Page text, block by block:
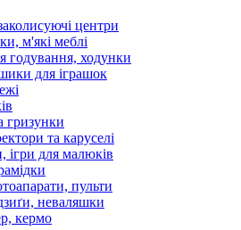
центри
м'які меблі
годування, ходунки
для іграшок
гризунки
та каруселі
ігри для малюків
пульти
неваляшки
кермо